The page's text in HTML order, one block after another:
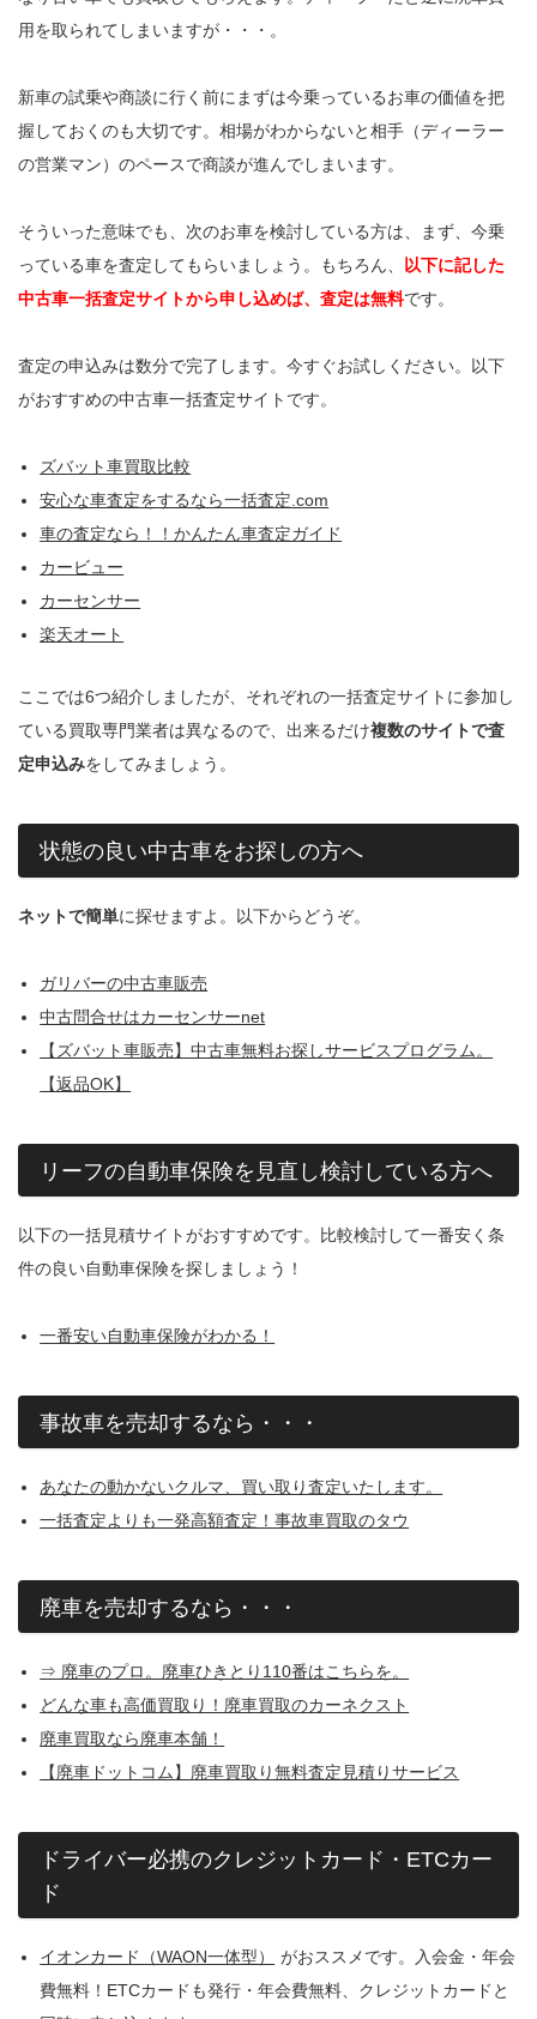
用を取られてしまいますが・・・。
新車の試乗や商談に行く前にまずは今乗っているお車の価値を把
握しておくのも大切です。相場がわからないと相手（ディーラー
の営業マン）のペースで商談が進んでしまいます。
そういった意味でも、次のお車を検討している方は、まず、今乗
っている車を査定してもらいましょう。もちろん、 以下に記した
中古車一括査定サイトから申し込めば、査定は無料です。
査定の申込みは数分で完了します。今すぐお試しください。以下
がおすすめの中古車一括査定サイトです。
ズバット車買取比較
安心な車査定をするなら一括査定.com
車の査定なら！！かんたん車査定ガイド
カービュー
カーセンサー
楽天オート
ここでは6つ紹介しましたが、それぞれの一括査定サイトに参加し
ている買取専門業者は異なるので、出来るだけ複数のサイトで査
定申込みをしてみましょう。
状態の良い中古車をお探しの方へ
ネットで簡単に探せますよ。以下からどうぞ。
ガリバーの中古車販売
中古問合せはカーセンサーnet
【ズバット車販売】中古車無料お探しサービスプログラム。
【返品OK】
リーフの自動車保険を見直し検討している方へ
以下の一括見積サイトがおすすめです。比較検討して一番安く条
件の良い自動車保険を探しましょう！
一番安い自動車保険がわかる！
事故車を売却するなら・・・
あなたの動かないクルマ、買い取り査定いたします。
一括査定よりも一発高額査定！事故車買取のタウ
廃車を売却するなら・・・
⇒ 廃車のプロ。廃車ひきとり110番はこちらを。
どんな車も高価買取り！廃車買取のカーネクスト
廃車買取なら廃車本舗！
【廃車ドットコム】廃車買取り無料査定見積りサービス
ドライバー必携のクレジットカード・ETCカー
ド
イオンカード（WAON一体型）
がおススメです。入会金・年会
費無料！ETCカードも発行・年会費無料、クレジットカードと